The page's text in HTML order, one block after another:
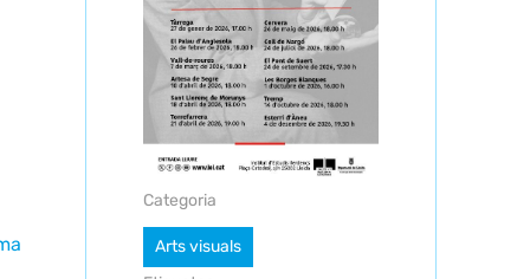
Categoria
Arts visuals